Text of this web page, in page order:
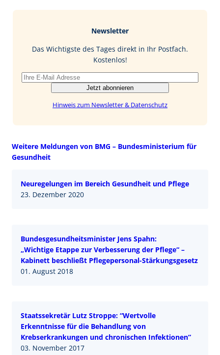
I
Newsletter
Das Wichtigste des Tages direkt in Ihr Postfach.
Kostenlos!
Jetzt abonnieren
Hinweis zum Newsletter & Datenschutz
Weitere Meldungen von BMG – Bundesministerium für
Gesundheit
Neuregelungen im Bereich Gesundheit und Pflege
23. Dezember 2020
Bundesgesundheitsminister Jens Spahn:
„Wichtige Etappe zur Verbesserung der Pflege“ –
Kabinett beschließt Pflegepersonal-Stärkungsgesetz
01. August 2018
Staatssekretär Lutz Stroppe: “Wertvolle
Erkenntnisse für die Behandlung von
Krebserkrankungen und chronischen Infektionen”
03. November 2017